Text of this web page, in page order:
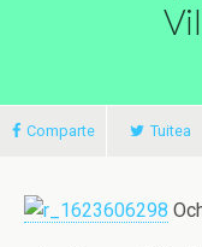
Comparte Tuitea